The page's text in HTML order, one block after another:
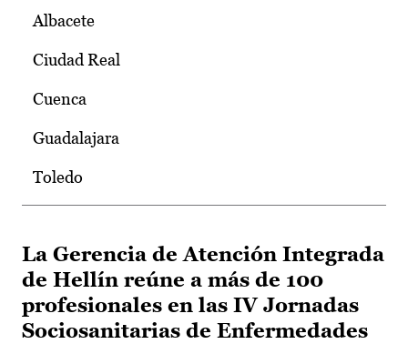
Albacete
Ciudad Real
Cuenca
Guadalajara
Toledo
La Gerencia de Atención Integrada
de Hellín reúne a más de 100
profesionales en las IV Jornadas
Sociosanitarias de Enfermedades